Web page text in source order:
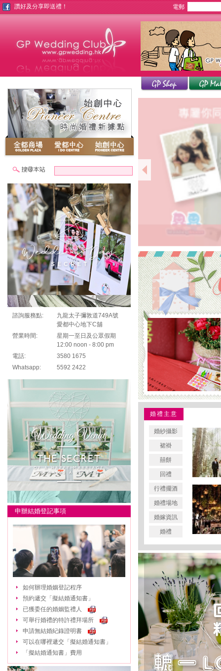
諮詢服務點:
九龍太子彌敦道749A號
愛都中心地下C舖
營業時間:
星期一至日及公眾假期
12:00 noon - 8:00 pm
電話:
3580 1675
Whatsapp:
5592 2422
申辦結婚登記事項
如何辦理婚姻登記程序
預約遞交「擬結婚通知書」
已獲委任的婚姻監禮人
可舉行婚禮的特許禮拜場所
申請無結婚紀錄證明書
可以在哪裡遞交「擬結婚通知書」
「擬結婚通知書」費用
意郵票
婚禮主意
婚紗攝影
裙褂
囍餅
回禮
行禮擺酒
婚禮場地
婚嫁資訊
婚禮
讚好及分享即送禮！ 電郵